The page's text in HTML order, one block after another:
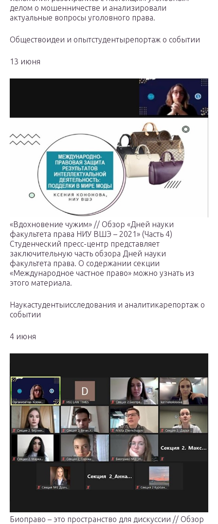
делом о мошенничестве и анализировали
актуальные вопросы уголовного права.
Обществоидеи и опытстудентырепортаж о событии
13 июня
«Вдохновение чужим» // Обзор «Дней науки
факультета права НИУ ВШЭ – 2021» (Часть 4)
Студенческий пресс-центр представляет
заключительную часть обзора Дней науки
факультета права. О содержании секции
«Международное частное право» можно узнать из
этого материала.
Наукастудентыисследования и аналитикарепортаж о
событии
4 июня
Биоправо – это пространство для дискуссии // Обзор